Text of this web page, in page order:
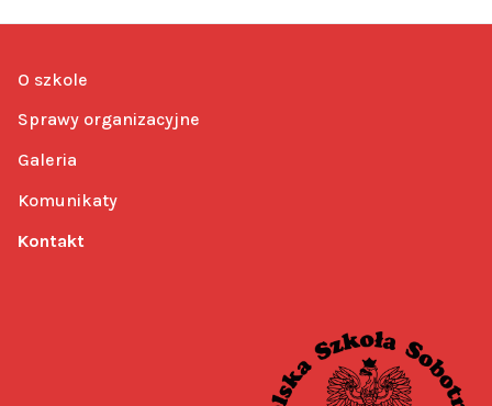
O szkole
Sprawy organizacyjne
Galeria
Komunikaty
Kontakt